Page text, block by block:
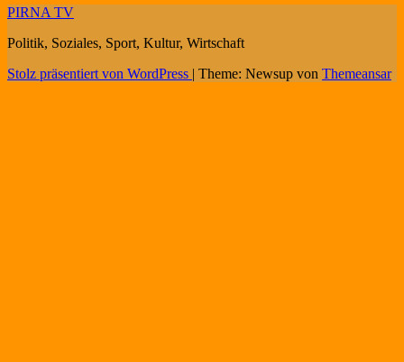
PIRNA TV
Politik, Soziales, Sport, Kultur, Wirtschaft
Stolz präsentiert von WordPress | Theme: Newsup von Themeansar